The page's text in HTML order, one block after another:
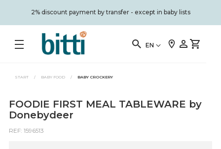
2% discount payment by transfer - except in baby lists
EN
START / BABY FOOD / BABY CROCKERY
FOODIE FIRST MEAL TABLEWARE by
Donebydeer
REF: 1596513